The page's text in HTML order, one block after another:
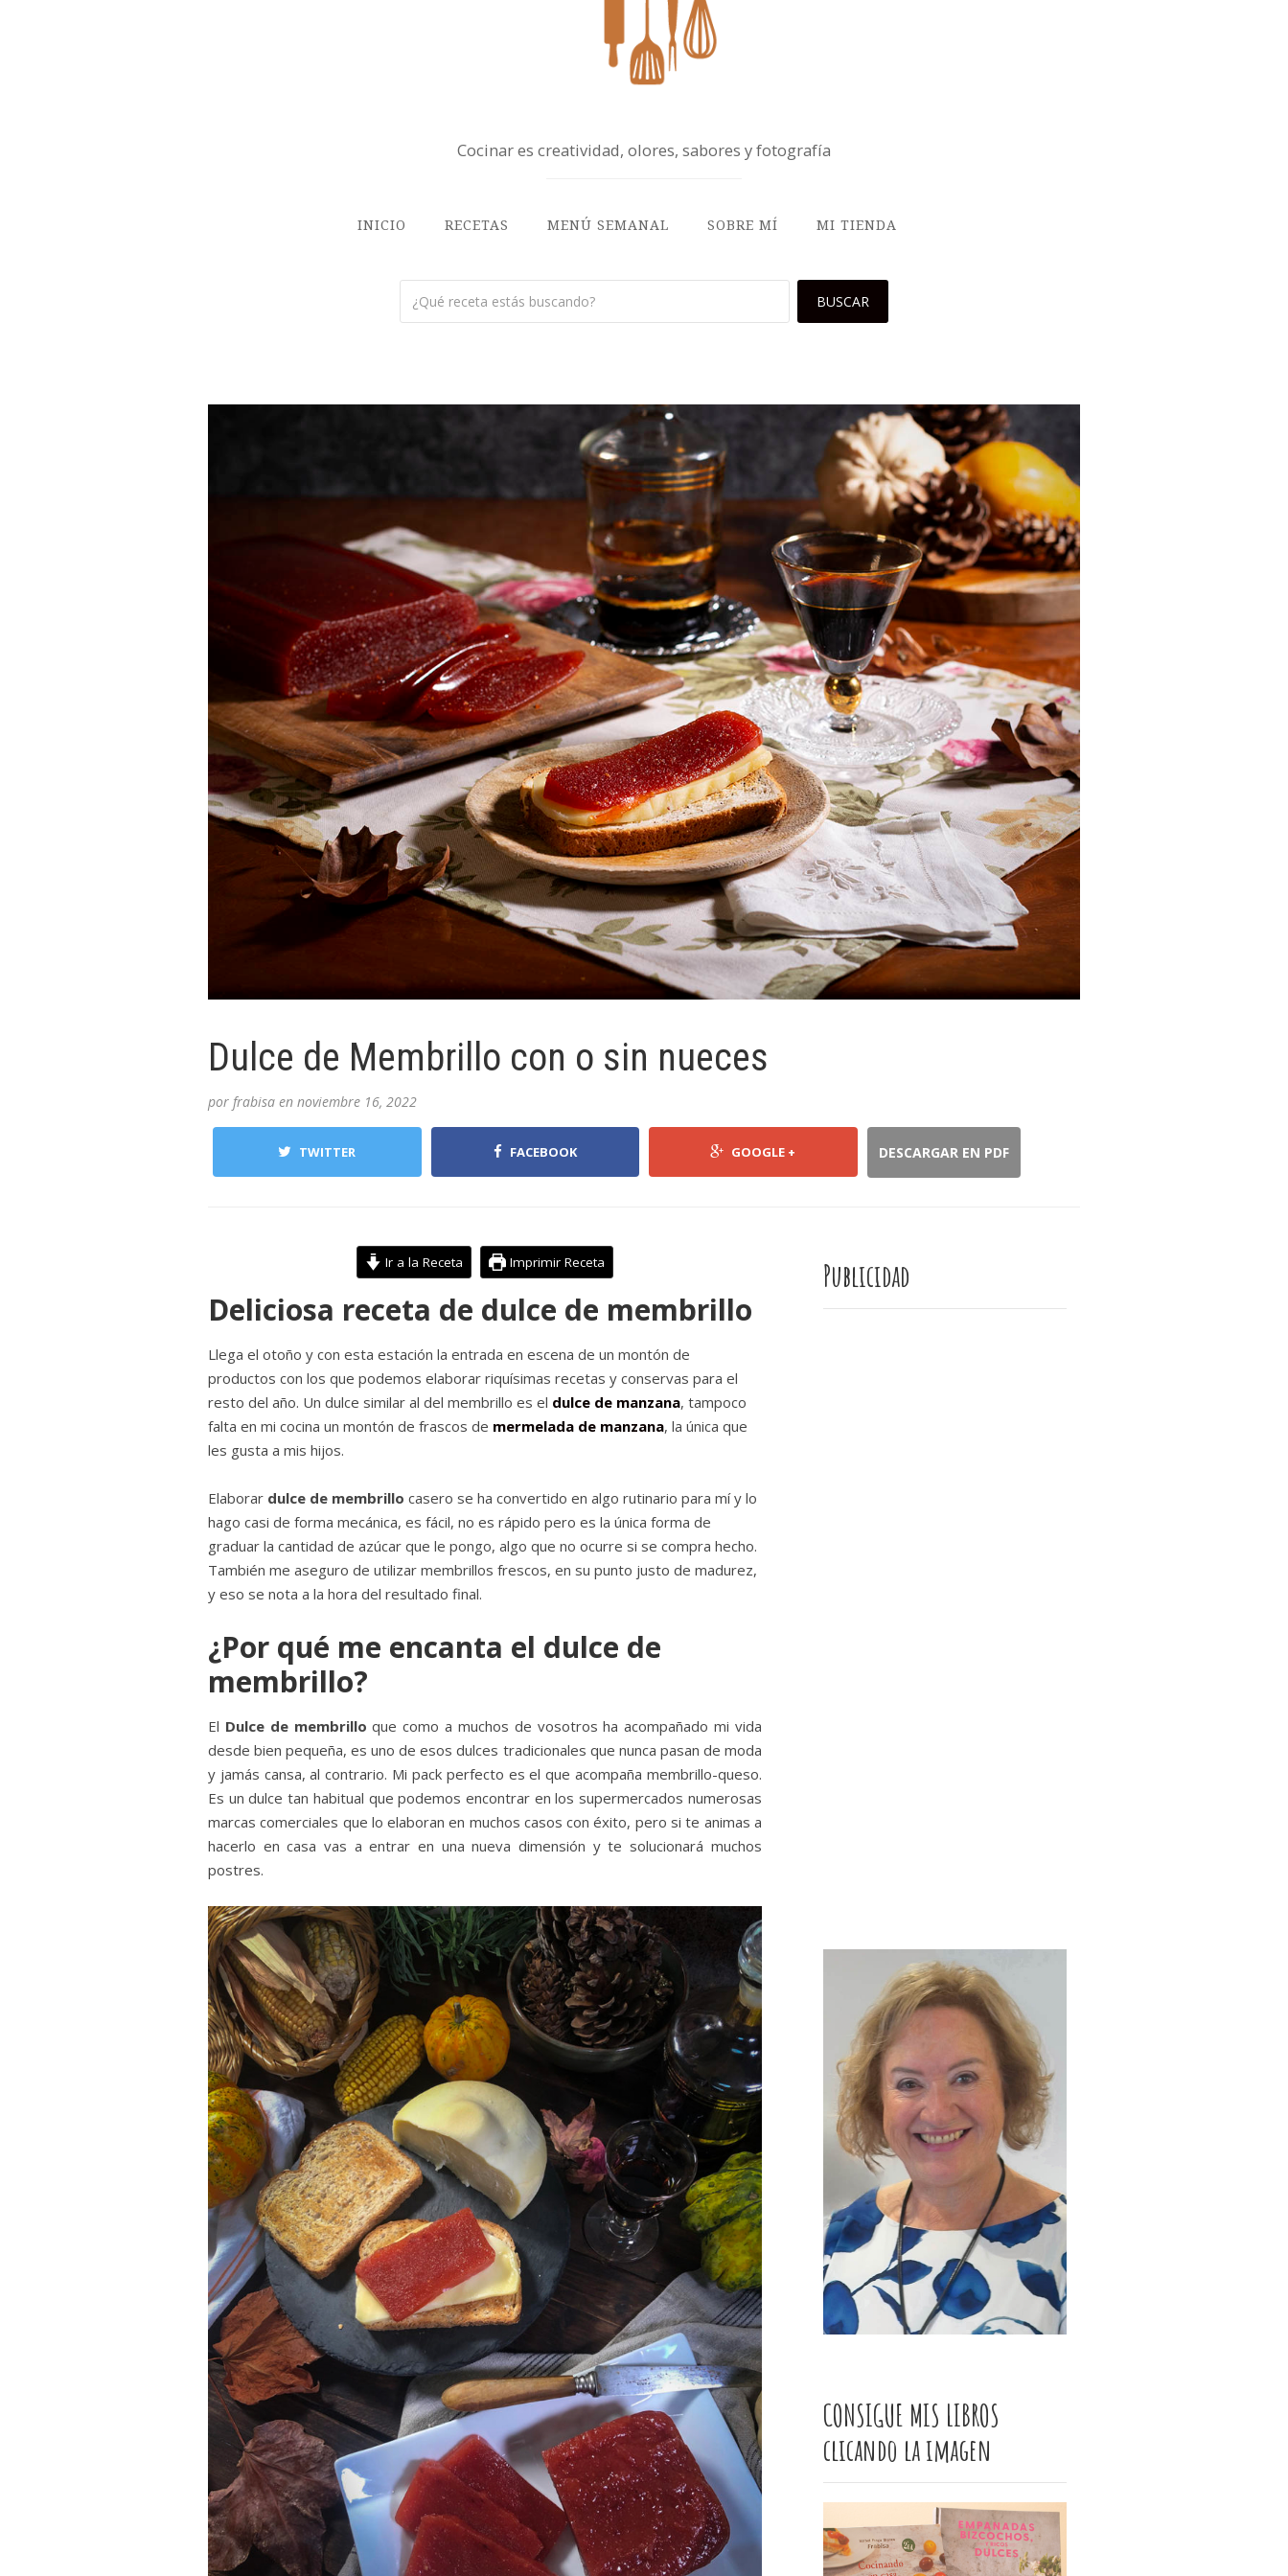
Cocinar es creatividad, olores, sabores y fotografía
INICIO RECETAS MENÚ SEMANAL SOBRE MÍ MI TIENDA
Dulce de Membrillo con o sin nueces
por frabisa en noviembre 16, 2022
TWITTER FACEBOOK GOOGLE + DESCARGAR EN PDF
Ir a la Receta Imprimir Receta
Deliciosa receta de dulce de membrillo
Llega el otoño y con esta estación la entrada en escena de un montón de
productos con los que podemos elaborar riquísimas recetas y conservas para el
resto del año. Un dulce similar al del membrillo es el dulce de manzana, tampoco
falta en mi cocina un montón de frascos de mermelada de manzana, la única que
les gusta a mis hijos.
Elaborar dulce de membrillo casero se ha convertido en algo rutinario para mí y lo
hago casi de forma mecánica, es fácil, no es rápido pero es la única forma de
graduar la cantidad de azúcar que le pongo, algo que no ocurre si se compra hecho.
También me aseguro de utilizar membrillos frescos, en su punto justo de madurez,
y eso se nota a la hora del resultado final.
¿Por qué me encanta el dulce de
membrillo?
El Dulce de membrilloque como a muchos de vosotros ha acompañado mi vida
desde bien pequeña, es uno de esos dulces tradicionales que nunca pasan de moda
y jamás cansa, al contrario. Mi pack perfecto es el que acompaña membrillo-queso.
Es un dulce tan habitual que podemos encontrar en los supermercados numerosas
marcas comerciales que lo elaboran en muchos casos con éxito, pero si te animas a
hacerlo en casa vas a entrar en una nueva dimensión y te solucionará muchos
postres.
Publicidad
CONSIGUE MIS LIBROS
clicando la imagen